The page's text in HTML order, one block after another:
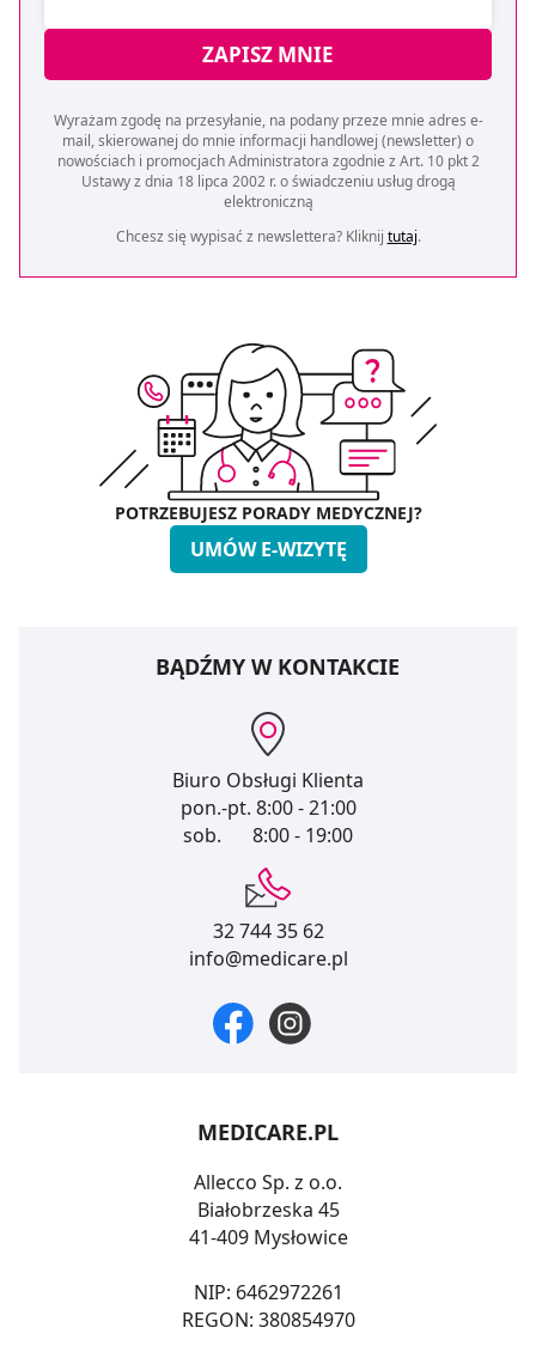
ZAPISZ MNIE
Wyrażam zgodę na przesyłanie, na podany przeze mnie adres e-
mail, skierowanej do mnie informacji handlowej (newsletter) o
nowościach i promocjach Administratora zgodnie z Art. 10 pkt 2
Ustawy z dnia 18 lipca 2002 r. o świadczeniu usług drogą
elektroniczną
Chcesz się wypisać z newslettera? Kliknij tutaj.
POTRZEBUJESZ PORADY MEDYCZNEJ?
UMÓW E-WIZYTĘ
BĄDŹMY W KONTAKCIE
Biuro Obsługi Klienta
pon.-pt. 8:00 - 21:00
sob.
8:00 - 19:00
32 744 35 62
info@medicare.pl
MEDICARE.PL
Allecco Sp. z o.o.
Białobrzeska 45
41-409 Mysłowice
NIP: 6462972261
REGON: 380854970